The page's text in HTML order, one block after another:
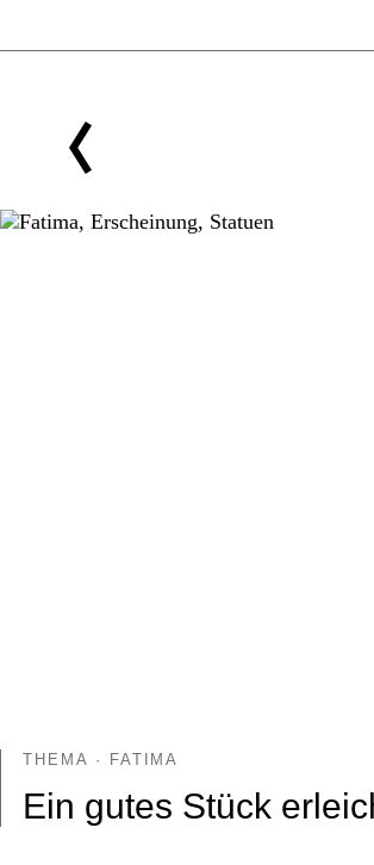
THEMA · FATIMA
Ein gutes Stück